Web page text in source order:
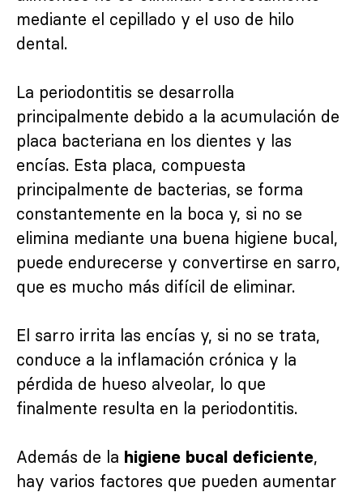
mediante el cepillado y el uso de hilo
dental.
La periodontitis se desarrolla
principalmente debido a la acumulación de
placa bacteriana en los dientes y las
encías. Esta placa, compuesta
principalmente de bacterias, se forma
constantemente en la boca y, si no se
elimina mediante una buena higiene bucal,
puede endurecerse y convertirse en sarro,
que es mucho más difícil de eliminar.
El sarro irrita las encías y, si no se trata,
conduce a la inflamación crónica y la
pérdida de hueso alveolar, lo que
finalmente resulta en la periodontitis.
Además de la higiene bucal deficiente,
hay varios factores que pueden aumentar